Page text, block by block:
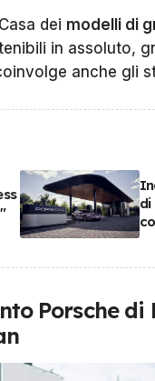
dei modelli di
in assoluto,
anche gli
di
Porsche